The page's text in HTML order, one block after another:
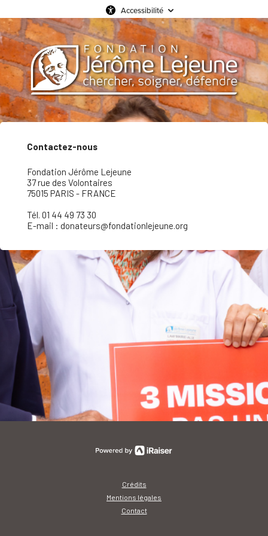
Accessibilité
Contactez-nous
Fondation Jérôme Lejeune
37 rue des Volontaires
75015 PARIS - FRANCE
Tél. 01 44 49 73 30
E-mail : donateurs@fondationlejeune.org
Crédits
Mentions légales
Contact